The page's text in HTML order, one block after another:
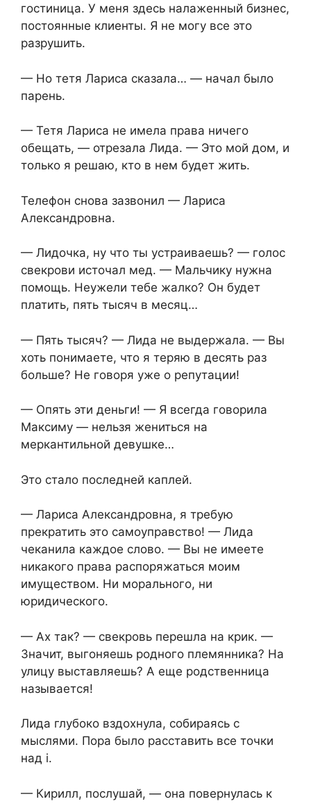
гостиница. У меня здесь налаженный бизнес,
постоянные клиенты. Я не могу все это
разрушить.
— Но тетя Лариса сказала… — начал было
парень.
— Тетя Лариса не имела права ничего
обещать, — отрезала Лида. — Это мой дом, и
только я решаю, кто в нем будет жить.
Телефон снова зазвонил — Лариса
Александровна.
— Лидочка, ну что ты устраиваешь? — голос
свекрови источал мед. — Мальчику нужна
помощь. Неужели тебе жалко? Он будет
платить, пять тысяч в месяц…
— Пять тысяч? — Лида не выдержала. — Вы
хоть понимаете, что я теряю в десять раз
больше? Не говоря уже о репутации!
— Опять эти деньги! — Я всегда говорила
Максиму — нельзя жениться на
меркантильной девушке…
Это стало последней каплей.
— Лариса Александровна, я требую
прекратить это самоуправство! — Лида
чеканила каждое слово. — Вы не имеете
никакого права распоряжаться моим
имуществом. Ни морального, ни
юридического.
— Ах так? — свекровь перешла на крик. —
Значит, выгоняешь родного племянника? На
улицу выставляешь? А еще родственница
называется!
Лида глубоко вздохнула, собираясь с
мыслями. Пора было расставить все точки
над i.
— Кирилл, послушай, — она повернулась к